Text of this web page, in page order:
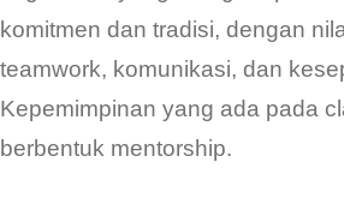
komitmen dan tradisi, dengan
teamwork, komunikasi, dan
Kepemimpinan yang ada pada
berbentuk mentorship.